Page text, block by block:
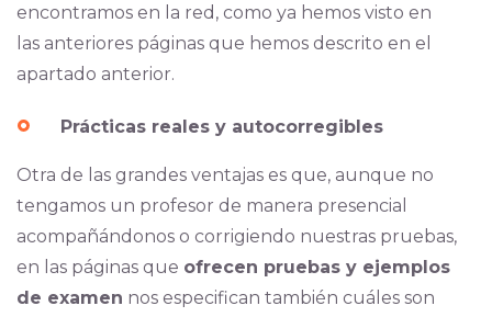
encontramos en la red, como ya hemos visto en
las anteriores páginas que hemos descrito en el
apartado anterior.
Prácticas reales y autocorregibles
Otra de las grandes ventajas es que, aunque no
tengamos un profesor de manera presencial
acompañándonos o corrigiendo nuestras pruebas,
en las páginas que ofrecen pruebas y ejemplos
de examen nos especifican también cuáles son